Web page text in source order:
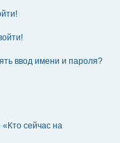
ввод имени и пароля?
сейчас на